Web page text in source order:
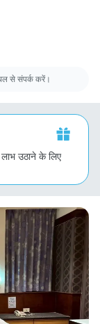
से संपर्क करें।
उठाने के लिए